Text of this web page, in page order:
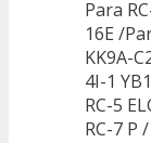
Para
16E /
KK9A-
4I-1
RC-5
RC-7 P